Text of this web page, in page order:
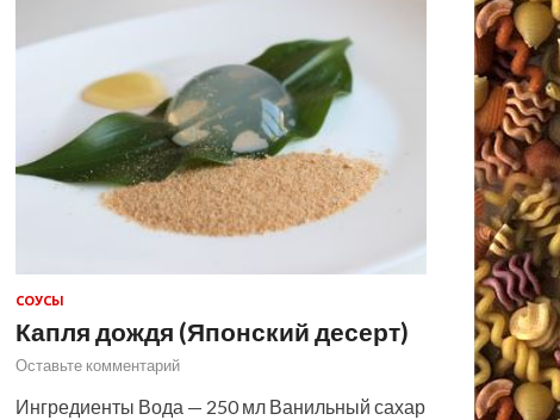
СОУСЫ
Капля дождя (Японский десерт)
Оставьте комментарий
Ингредиенты Вода — 250 мл Ванильный сахар